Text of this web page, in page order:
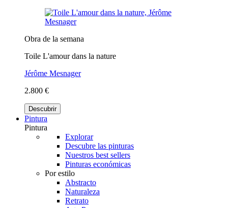
Obra de la semana
Toile L'amour dans la nature
Jérôme Mesnager
2.800 €
Descubrir
Pintura
Pintura
Explorar
Descubre las pinturas
Nuestros best sellers
Pinturas económicas
Por estilo
Abstracto
Naturaleza
Retrato